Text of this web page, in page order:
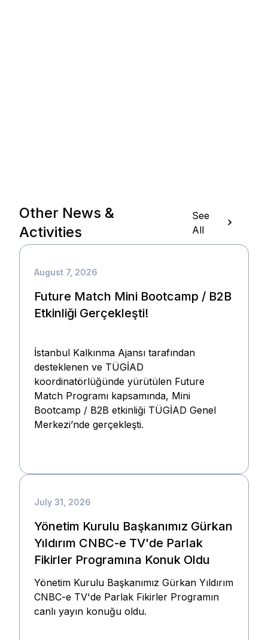
Other News &
Activities
See
All
August 7, 2026
Future Match Mini Bootcamp / B2B
Etkinliği Gerçekleşti!
İstanbul Kalkınma Ajansı tarafından
desteklenen ve TÜGİAD
koordinatörlüğünde yürütülen Future
Match Programı kapsamında, Mini
Bootcamp / B2B etkinliği TÜGİAD Genel
Merkezi’nde gerçekleşti.
July 31, 2026
Yönetim Kurulu Başkanımız Gürkan
Yıldırım CNBC-e TV'de Parlak
Fikirler Programına Konuk Oldu
Yönetim Kurulu Başkanımız Gürkan Yıldırım
CNBC-e TV'de Parlak Fikirler Programın
canlı yayın konuğu oldu.